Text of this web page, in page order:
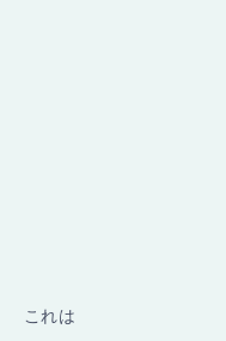
これは